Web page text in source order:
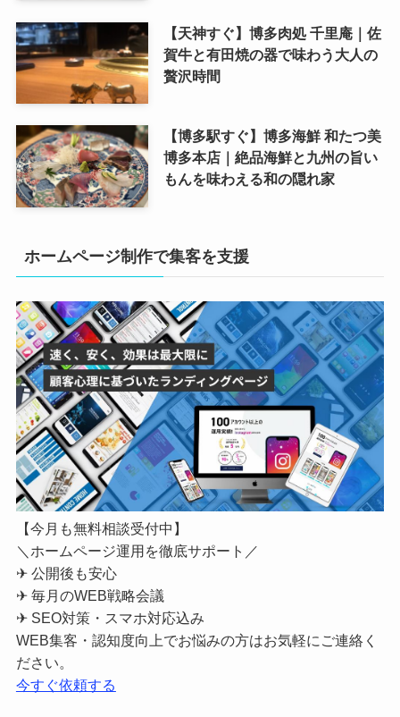
【天神すぐ】博多肉処 千里庵｜佐
賀牛と有田焼の器で味わう大人の
贅沢時間
【博多駅すぐ】博多海鮮 和たつ美
博多本店｜絶品海鮮と九州の旨い
もんを味わえる和の隠れ家
ホームページ制作で集客を支援
【今月も無料相談受付中】
＼ホームページ運用を徹底サポート／
✈ 公開後も安心
✈ 毎月のWEB戦略会議
✈ SEO対策・スマホ対応込み
WEB集客・認知度向上でお悩みの方はお気軽にご連絡く
ださい。
今すぐ依頼する